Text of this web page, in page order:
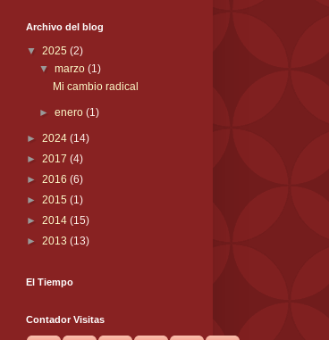
Archivo del blog
▼ 2025 (2)
▼marzo(1)
Mi cambio radical
►enero(1)
► 2024 (14)
► 2017 (4)
► 2016 (6)
► 2015 (1)
► 2014 (15)
► 2013 (13)
El Tiempo
Contador Visitas